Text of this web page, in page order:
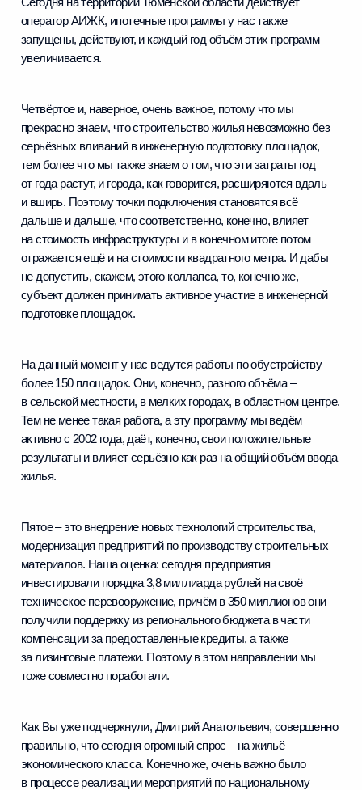
оператор АИЖК, ипотечные программы у нас также
запущены, действуют, и каждый год объём этих программ
увеличивается.
Четвёртое и, наверное, очень важное, потому что мы
прекрасно знаем, что строительство жилья невозможно без
серьёзных вливаний в инженерную подготовку площадок,
тем более что мы также знаем о том, что эти затраты год
от года растут, и города, как говорится, расширяются вдаль
и вширь. Поэтому точки подключения становятся всё
дальше и дальше, что соответственно, конечно, влияет
на стоимость инфраструктуры и в конечном итоге потом
отражается ещё и на стоимости квадратного метра. И дабы
не допустить, скажем, этого коллапса, то, конечно же,
субъект должен принимать активное участие в инженерной
подготовке площадок.
На данный момент у нас ведутся работы по обустройству
более 150 площадок. Они, конечно, разного объёма –
в сельской местности, в мелких городах, в областном центре.
Тем не менее такая работа, а эту программу мы ведём
активно с 2002 года, даёт, конечно, свои положительные
результаты и влияет серьёзно как раз на общий объём ввода
жилья.
Пятое – это внедрение новых технологий строительства,
модернизация предприятий по производству строительных
материалов. Наша оценка: сегодня предприятия
инвестировали порядка 3,8 миллиарда рублей на своё
техническое перевооружение, причём в 350 миллионов они
получили поддержку из регионального бюджета в части
компенсации за предоставленные кредиты, а также
за лизинговые платежи. Поэтому в этом направлении мы
тоже совместно поработали.
Как Вы уже подчеркнули, Дмитрий Анатольевич, совершенно
правильно, что сегодня огромный спрос – на жильё
экономического класса. Конечно же, очень важно было
в процессе реализации мероприятий по национальному